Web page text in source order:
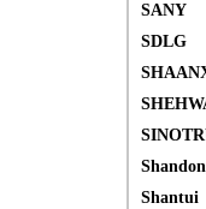
SANY
SDLG
Shantui